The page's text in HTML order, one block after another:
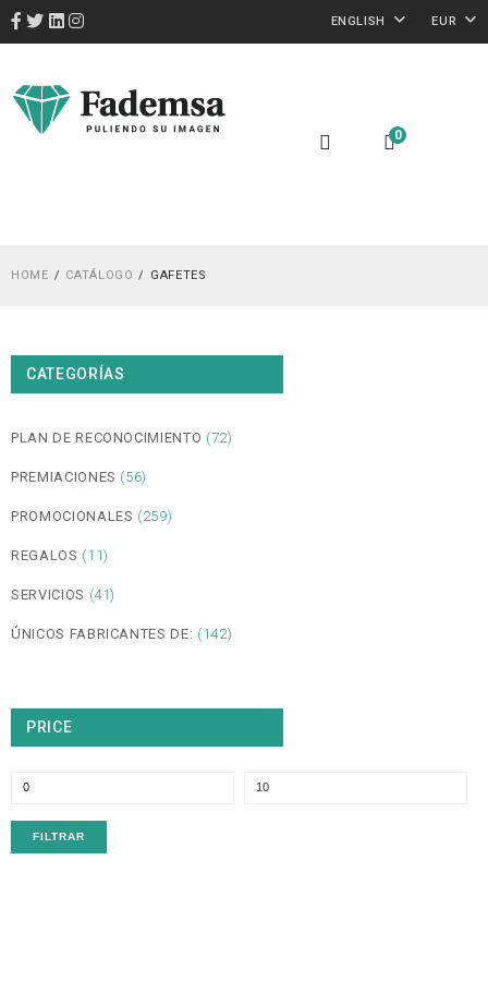
ENGLISH EUR
0
HOME CATÁLOGO GAFETES
CATEGORÍAS
PLAN DE RECONOCIMIENTO (72)
PREMIACIONES (56)
PROMOCIONALES (259)
REGALOS (11)
SERVICIOS (41)
ÚNICOS FABRICANTES DE: (142)
PRICE
FILTRAR